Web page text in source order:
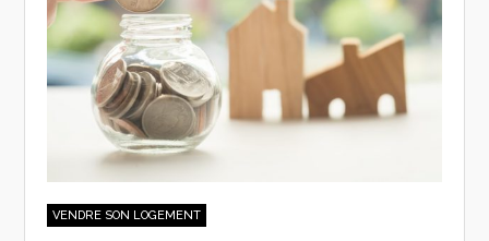
VENDRE SON LOGEMENT